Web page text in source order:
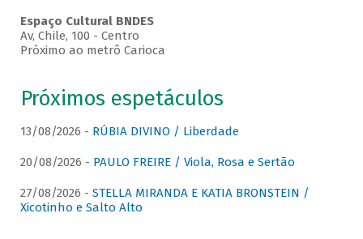
Espaço Cultural BNDES
Av, Chile, 100 - Centro
Próximo ao metrô Carioca
Próximos espetáculos
13/08/2026 - RÚBIA DIVINO / Liberdade
20/08/2026 - PAULO FREIRE / Viola, Rosa e Sertão
27/08/2026 - STELLA MIRANDA E KATIA BRONSTEIN /
Xicotinho e Salto Alto